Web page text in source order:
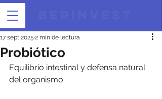
Probiótico
17 sept 2025 2 min de lectura
Equilibrio intestinal y defensa natural
del organismo